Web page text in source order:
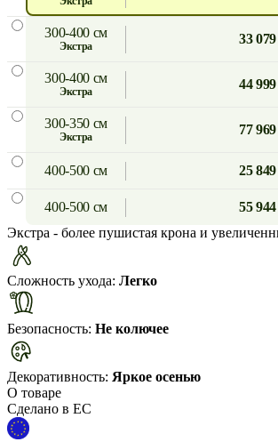
300-400 см
экстра 33
300-400 см
экстра 44
300-350 см
экстра 77
400-500 см 25
400-500 см
55
Экстра - более пушистая крона и
Сложность ухода: Легко
Безопасность: Не колючее
Декоративность: Яркое осенью
О товаре
Сделано в ЕС